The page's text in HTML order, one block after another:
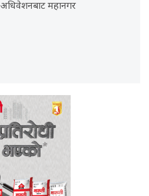
अधिवेशनबाट महानगर